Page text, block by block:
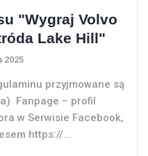
"Wygraj Volvo
Lake Hill"
2025
przyjmowane są
Fanpage – profil
w Serwisie Facebook,
https://...